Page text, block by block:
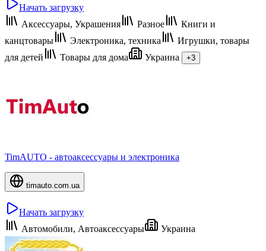
Начать загрузку
Аксессуары, Украшения
Разное
Книги и
канцтовары
Электроника, техника
Игрушки, товары
для детей
Товары для дома Украина +3
TimAUTO - автоаксессуары и электроника
timauto.com.ua
Начать загрузку
Автомобили, Автоаксессуары
Украина